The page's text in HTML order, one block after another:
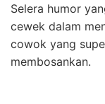
Selera humor
cewek dalam
cowok yang
membosankan.